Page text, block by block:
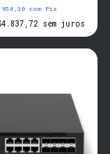
com Pix
sem juros